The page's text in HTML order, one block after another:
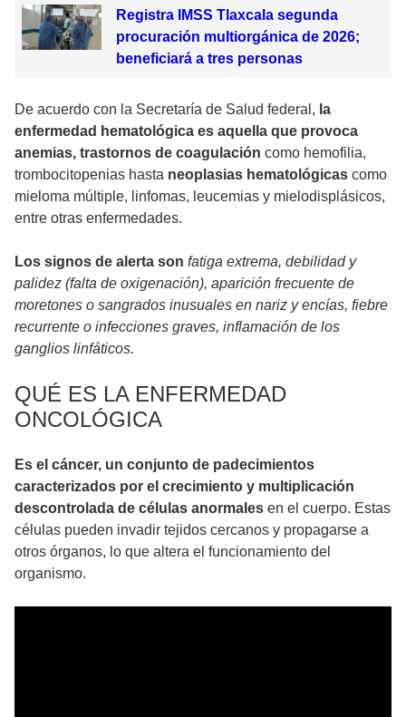
Registra IMSS Tlaxcala segunda
procuración multiorgánica de 2026;
beneficiará a tres personas
De acuerdo con la Secretaría de Salud federal, la
enfermedad hematológica es aquella que provoca
anemias, trastornos de coagulación como hemofilia,
trombocitopenias hasta neoplasias hematológicas como
mieloma múltiple, linfomas, leucemias y mielodisplásicos,
entre otras enfermedades.
Los signos de alerta son fatiga extrema, debilidad y
palidez (falta de oxigenación), aparición frecuente de
moretones o sangrados inusuales en nariz y encías, fiebre
recurrente o infecciones graves, inflamación de los
ganglios linfáticos.
QUÉ ES LA ENFERMEDAD
ONCOLÓGICA
Es el cáncer, un conjunto de padecimientos
caracterizados por el crecimiento y multiplicación
descontrolada de células anormales en el cuerpo. Estas
células pueden invadir tejidos cercanos y propagarse a
otros órganos, lo que altera el funcionamiento del
organismo.